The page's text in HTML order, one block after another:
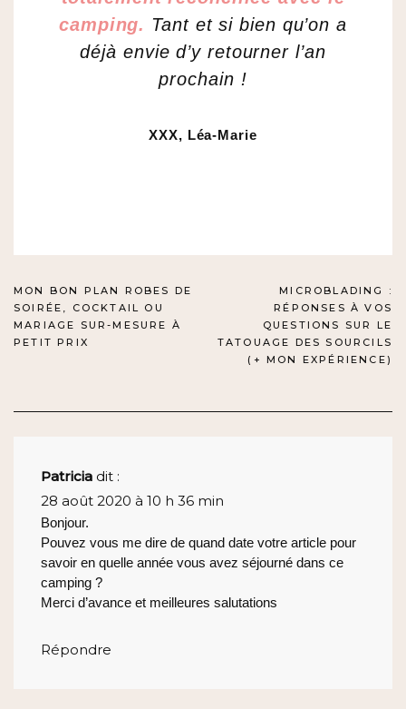
camping. Tant et si bien qu’on a
déjà envie d’y retourner l’an
prochain !
XXX, Léa-Marie
NAVIGATION
DE
L’ARTICLE
MON BON PLAN ROBES DE
SOIRÉE, COCKTAIL OU
MARIAGE SUR-MESURE À
PETIT PRIX
MICROBLADING :
RÉPONSES À VOS
QUESTIONS SUR LE
TATOUAGE DES SOURCILS
(+ MON EXPÉRIENCE)
Patricia dit :
28 août 2020 à 10 h 36 min
Bonjour.
Pouvez vous me dire de quand date votre article pour
savoir en quelle année vous avez séjourné dans ce
camping ?
Merci d’avance et meilleures salutations
Répondre